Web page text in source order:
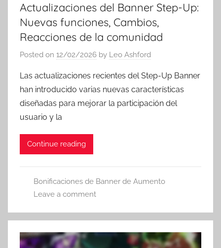
Actualizaciones del Banner Step-Up:
Nuevas funciones, Cambios,
Reacciones de la comunidad
Posted on 12/02/2026 by Leo Ashford
Las actualizaciones recientes del Step-Up Banner
han introducido varias nuevas características
diseñadas para mejorar la participación del
usuario y la
Continue reading
Bonificaciones de Banner de Aumento
Leave a comment